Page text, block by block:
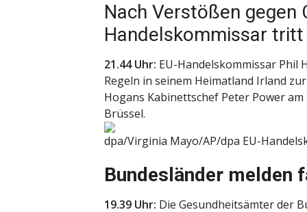
Nach Verstößen gegen
Handelskommissar
21.44 Uhr: EU-Handelskommissar
Regeln in seinem Heimatland Irland
Hogans Kabinettschef Peter Power
Brüssel.
dpa/Virginia Mayo/AP/dpa EU-
Bundesländer melden
19.39 Uhr: Die Gesundheitsämter der